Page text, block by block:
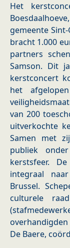
Het
gemeente
bracht 1.000
partners
Samson. Dit
kerstconcert
het
van 200
uitverkochte
Samen met
publiek
kerstsfeer.
integraal
Brussel.
culturele
De Baere,